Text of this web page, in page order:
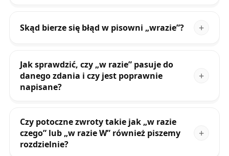
Skąd bierze się błąd w pisowni „wrazie”?
Jak sprawdzić, czy „w razie” pasuje do
danego zdania i czy jest poprawnie
napisane?
Czy potoczne zwroty takie jak „w razie
czego” lub „w razie W” również piszemy
rozdzielnie?